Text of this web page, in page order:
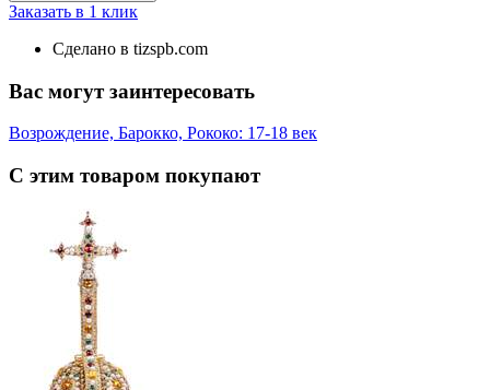
Заказать в 1 клик
Сделано в tizspb.com
Вас могут заинтересовать
Возрождение, Барокко, Рококо: 17-18 век
С этим товаром покупают